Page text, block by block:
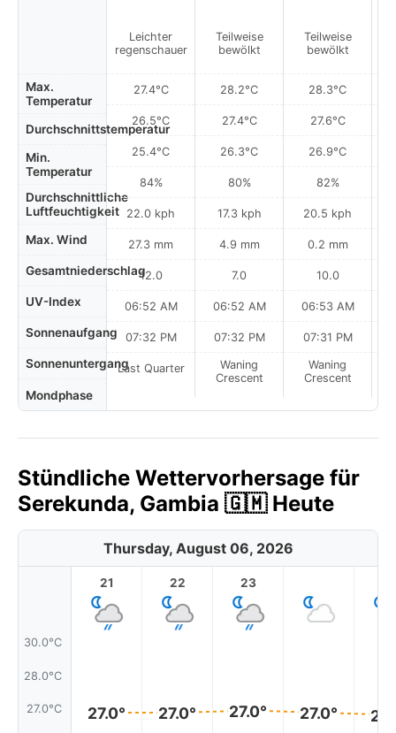
Max.
Temperatur
Durchschnittstemperatur
Min.
Temperatur
Durchschnittliche
Luftfeuchtigkeit
Max. Wind
Gesamtniederschlag
UV-Index
Sonnenaufgang
Sonnenuntergang
Mondphase
Leichter
regenschauer
27.4°C
26.5°C
25.4°C
84%
22.0 kph
27.3 mm
12.0
06:52 AM
07:32 PM
Last Quarter
Teilweise
bewölkt
28.2°C
27.4°C
26.3°C
80%
17.3 kph
4.9 mm
7.0
06:52 AM
07:32 PM
Waning
Crescent
Teilweise
bewölkt
28.3°C
27.6°C
26.9°C
82%
20.5 kph
0.2 mm
10.0
06:53 AM
07:31 PM
Waning
Crescent
Stündliche Wettervorhersage für
Serekunda, Gambia 🇬🇲 Heute
Thursday, August 06, 2026
30.0°C
28.0°C
27.0°C
21
27.0°
22
27.0°
23
27.0° 27.0°